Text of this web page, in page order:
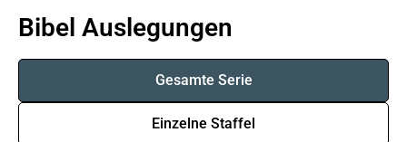
Bibel Auslegungen
Gesamte Serie
Einzelne Staffel